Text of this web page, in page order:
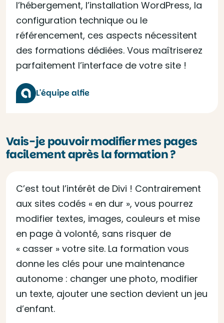
l’hébergement, l’installation WordPress, la
configuration technique ou le
référencement, ces aspects nécessitent
des formations dédiées. Vous maîtriserez
parfaitement l’interface de votre site !
L'équipe alfie
Vais-je pouvoir modifier mes pages
facilement après la formation ?
C’est tout l’intérêt de Divi ! Contrairement
aux sites codés « en dur », vous pourrez
modifier textes, images, couleurs et mise
en page à volonté, sans risquer de
« casser » votre site. La formation vous
donne les clés pour une maintenance
autonome : changer une photo, modifier
un texte, ajouter une section devient un jeu
d’enfant.